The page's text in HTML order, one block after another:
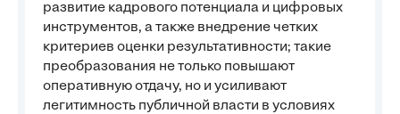
развитие кадрового потенциала и цифровых
инструментов, а также внедрение четких
критериев оценки результативности; такие
преобразования не только повышают
оперативную отдачу, но и усиливают
легитимность публичной власти в условиях